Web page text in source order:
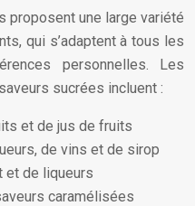
proposent une large variété
qui s’adaptent à tous les
personnelles. Les
sucrées incluent :
et de jus de fruits
de vins et de sirop
et de liqueurs
caramélisées